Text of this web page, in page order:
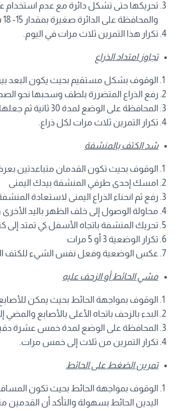
تحريكها حتى تشكل دائرة مع عدم استخدام
والمحافظة على الدائرة صغيرة بمقدار 15- 18 سم.
تكرار هذا التمرين ثلاث مرات في اليوم.
تجاوز امتداد الذراع
الوقوف بشكل مستقيم بحيث يكون البعد
رفع الذراع المتضررة بلطف وسحبها نحو
المحافظة على الوضع لمدة 30 ثانية ثم جعلها تسترخي.
تكرار التمرين ثلاث مرات لكل ذراع.
شد الكتف بالمنشفة
الوقوف بحيث تكون القدمان متباعدتين
امسك إحدى طرفي المنشفة بيدك اليمنى
رفع ثم انحناء الذراع اليمنى لاستعادة
محاولة الوصول إلى خلف الظهر باليد
تحريك المنشفة باتجاه الأسفل كي تمتد إلى
تكرار الوضعية 3 أو 5 مرات
عكس الوضعية وفعل نفس الشيء للكتف
مشي الحائط أو الزحف عليه
الوقوف بمواجهة الحائط بحيث يمكن
البدء بالزحف باتجاه الأعلى بالأصابع
المحافظة على الوضع لمدة خمس عشرة
تكرار التمرين من ثلاث إلى خمس مرات.
تمرين الضغط على الحائط
الوقوف بمواجهة الحائط بحيث تكون
اليدين الحائط بسهولة والتأكد أن